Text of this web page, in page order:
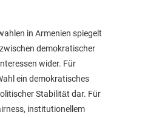
in Armenien spiegelt
demokratischer
wider. Für
ein demokratisches
Stabilität dar. Für
institutionellem